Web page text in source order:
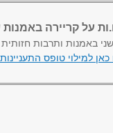
על קריירה
באמנות ותרבות
כאן למילוי טופס